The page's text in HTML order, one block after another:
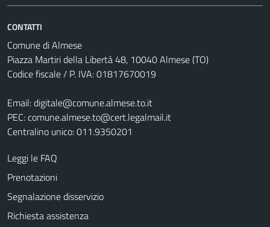
CONTATTI
Comune di Almese
Piazza Martiri della Libertà 48, 10040 Almese (TO)
Codice fiscale / P. IVA: 01817670019
Email:digitale@comune.almese.to.it
PEC:comune.almese.to@cert.legalmail.it
Centralino unico: 011.9350201
Leggi le FAQ
Prenotazioni
Segnalazione disservizio
Richiesta assistenza